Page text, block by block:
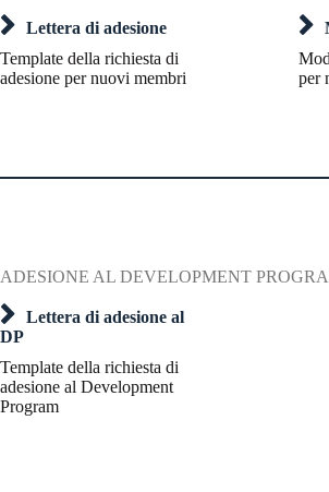
Lettera di adesione
Template della richiesta di
adesione per nuovi membri
per
ADESIONE AL DEVELOPMENT
Lettera di adesione al
DP
Template della richiesta di
adesione al Development
Program